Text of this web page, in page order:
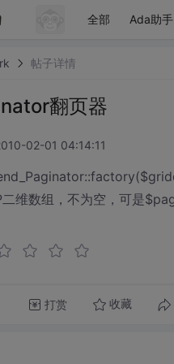
全部 Ada助手
帖子详情
翻页器
02-01 04:14:11
维数组，不为空，可是
打赏 收藏